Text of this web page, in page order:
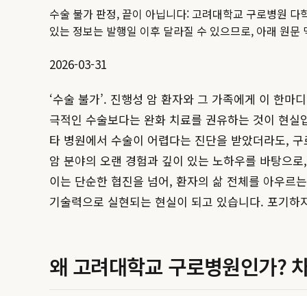
수술 불가 판정, 끝이 아닙니다: 고려대학교 구로병원
있는 정보는 발행일 이후 달라질 수 있으므로, 아래 원
2026-03-31
‘수술 불가’. 진행성 암 환자와 그 가족에게 이 한
극적인 수술보다는 완화 치료를 권유하는 것이 현
타 병원에서 수술이 어렵다는 진단을 받았더라도,
암 분야의 오랜 경험과 깊이 있는 노하우를 바탕으
이는 단순한 협진을 넘어, 환자의 삶 전체를 아우르
기술력으로 실현되는 현실이 되고 있습니다. 포기
왜 고려대학교 구로병원인가?